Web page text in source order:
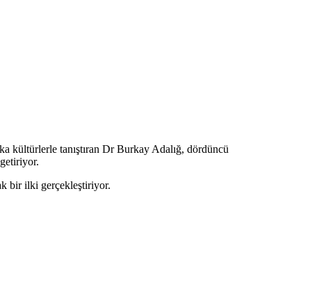
kültürlerle tanıştıran Dr Burkay Adalığ, dördüncü
bir ilki gerçekleştiriyor.